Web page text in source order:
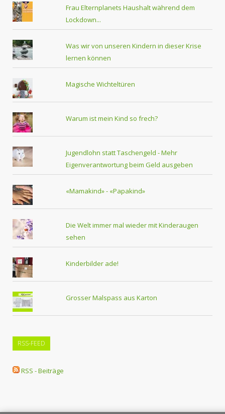
Frau Elternplanets Haushalt während dem
Lockdown...
Was wir von unseren Kindern in dieser Krise
lernen können
Magische Wichteltüren
Warum ist mein Kind so frech?
Jugendlohn statt Taschengeld - Mehr
Eigenverantwortung beim Geld ausgeben
«Mamakind» - «Papakind»
Die Welt immer mal wieder mit Kinderaugen
sehen
Kinderbilder ade!
Grosser Malspass aus Karton
RSS-FEED
RSS - Beiträge